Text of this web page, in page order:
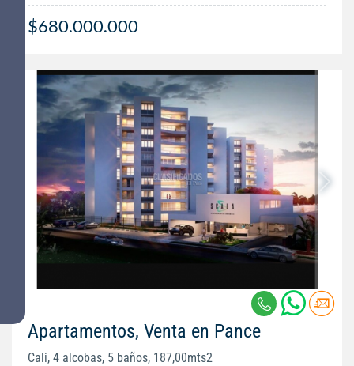
$680.000.000
Apartamentos, Venta en Pance
Cali, 4 alcobas, 5 baños, 187,00mts2